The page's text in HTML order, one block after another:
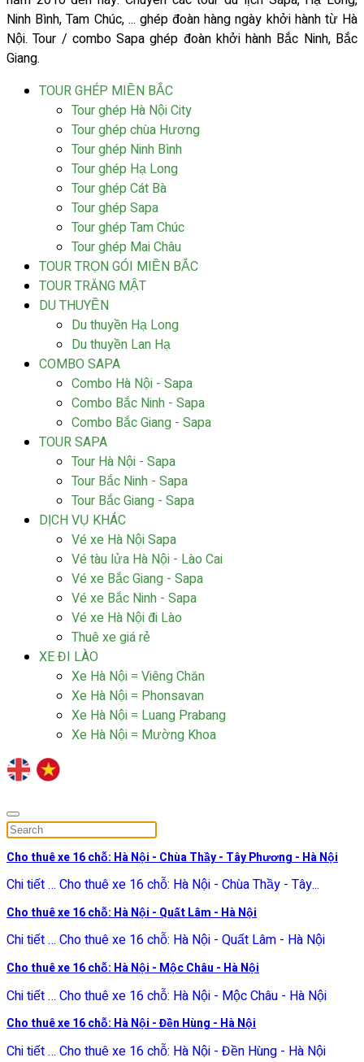
Ninh Bình, Tam Chúc, ... ghép đoàn hàng ngày khởi hành từ Hà
Nội. Tour / combo Sapa ghép đoàn khởi hành Bắc Ninh, Bắc
Giang.
TOUR GHÉP MIỀN BẮC
Tour ghép Hà Nội City
Tour ghép chùa Hương
Tour ghép Ninh Bình
Tour ghép Hạ Long
Tour ghép Cát Bà
Tour ghép Sapa
Tour ghép Tam Chúc
Tour ghép Mai Châu
TOUR TRỌN GÓI MIỀN BẮC
TOUR TRĂNG MẬT
DU THUYỀN
Du thuyền Hạ Long
Du thuyền Lan Hạ
COMBO SAPA
Combo Hà Nội - Sapa
Combo Bắc Ninh - Sapa
Combo Bắc Giang - Sapa
TOUR SAPA
Tour Hà Nội - Sapa
Tour Bắc Ninh - Sapa
Tour Bắc Giang - Sapa
DỊCH VỤ KHÁC
Vé xe Hà Nội Sapa
Vé tàu lửa Hà Nội - Lào Cai
Vé xe Bắc Giang - Sapa
Vé xe Bắc Ninh - Sapa
Vé xe Hà Nội đi Lào
Thuê xe giá rẻ
XE ĐI LÀO
Xe Hà Nội = Viêng Chăn
Xe Hà Nội = Phonsavan
Xe Hà Nội = Luang Prabang
Xe Hà Nội = Mường Khoa
Cho thuê xe 16 chỗ: Hà Nội - Chùa Thầy - Tây Phương - Hà Nội
Chi tiết … Cho thuê xe 16 chỗ: Hà Nội - Chùa Thầy - Tây...
Cho thuê xe 16 chỗ: Hà Nội - Quất Lâm - Hà Nội
Chi tiết … Cho thuê xe 16 chỗ: Hà Nội - Quất Lâm - Hà Nội
Cho thuê xe 16 chỗ: Hà Nội - Mộc Châu - Hà Nội
Chi tiết … Cho thuê xe 16 chỗ: Hà Nội - Mộc Châu - Hà Nội
Cho thuê xe 16 chỗ: Hà Nội - Đền Hùng - Hà Nội
Chi tiết … Cho thuê xe 16 chỗ: Hà Nội - Đền Hùng - Hà Nội